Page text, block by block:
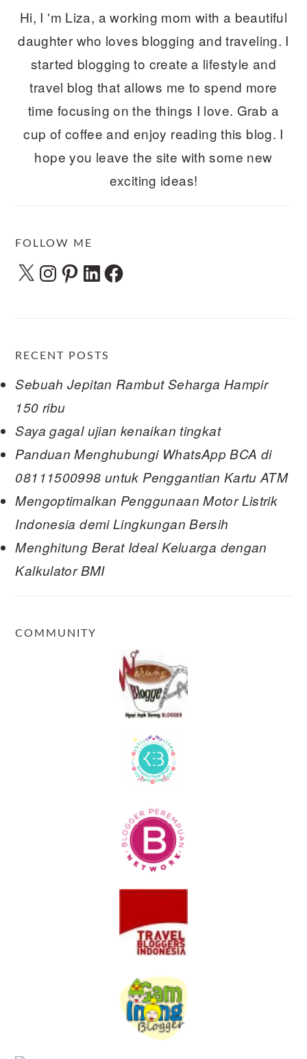
Hi, I 'm Liza, a working mom with a beautiful
daughter who loves blogging and traveling. I
started blogging to create a lifestyle and
travel blog that allows me to spend more
time focusing on the things I love. Grab a
cup of coffee and enjoy reading this blog. I
hope you leave the site with some new
exciting ideas!
FOLLOW ME
X Instagram
Pinterest
LinkedInFacebook
RECENT POSTS
Sebuah Jepitan Rambut Seharga Hampir
150 ribu
Saya gagal ujian kenaikan tingkat
Panduan Menghubungi WhatsApp BCA di
08111500998 untuk Penggantian Kartu ATM
Mengoptimalkan Penggunaan Motor Listrik
Indonesia demi Lingkungan Bersih
Menghitung Berat Ideal Keluarga dengan
Kalkulator BMI
COMMUNITY